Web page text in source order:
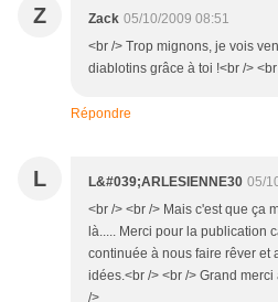
Z Zack 05/10/2009 08:51
<br /> Trop mignons, je vois
diablotins grâce à toi !<br />
Répondre
L L&#039;ARLESIENNE30 05/
<br /> <br /> Mais c'est que ça
là..... Merci pour la publication
continuée à nous faire rêver et
idées.<br /> <br /> Grand
/>